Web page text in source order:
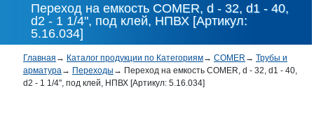
Переход на емкость COMER, d - 32, d1 - 40,
d2 - 1 1/4", под клей, НПВХ [Артикул:
5.16.034]
Главная → Каталог продукции по Категориям→ COMER → Трубы и
арматура→ Переходы → Переход на емкость COMER, d - 32, d1 - 40,
d2 - 1 1/4", под клей, НПВХ [Артикул: 5.16.034]